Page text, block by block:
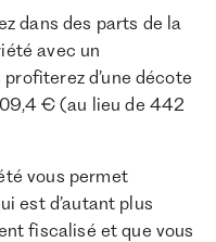
dans des parts de la
avec un
d’une décote
€ (au lieu de 442
vous permet
est d’autant plus
fiscalisé et que vous